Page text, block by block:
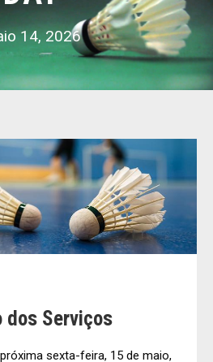
14, 2026
dos Serviços
sexta-feira, 15 de maio,